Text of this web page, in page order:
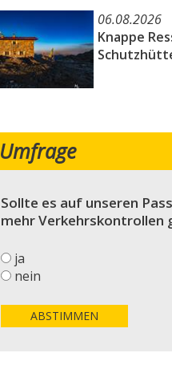
06.08.2026
Knappe
Umfrage
Sollte es auf unseren
mehr Verkehrskontrollen
ja
nein
ABSTIMMEN